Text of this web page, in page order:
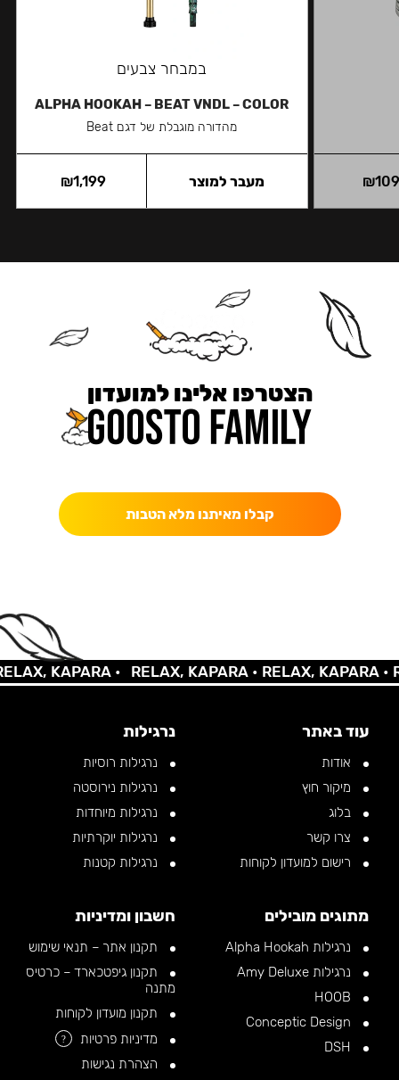
₪
במבחר צבעים
ALPHA HOOKAH – BEAT VNDL – COLOR
מהדורה מוגבלת של דגם Beat
₪1,199 מעבר למוצר
הצטרפו אלינו למועדון
קבלו מאיתנו מלא הטבות
KAPARA • RELAX, KAPARA •RELAX, KAPARA •
עוד באתר
אודות
מיקור חוץ
בלוג
צרו קשר
רישום למועדון לקוחות
נרגילות
נרגילות רוסיות
נרגילות נירוסטה
נרגילות מיוחדות
נרגילות יוקרתיות
נרגילות קטנות
מתוגים מובילים
נרגילות Alpha Hookah
נרגילות Amy Deluxe
חשבון ומדיניות
תקנון אתר – תנאי שימוש
תקנון גיפטכארד – כרטיס
מתנה
תקנון מועדון לקוחות
מדיניות פרטיות
?
הצהרת נגישות